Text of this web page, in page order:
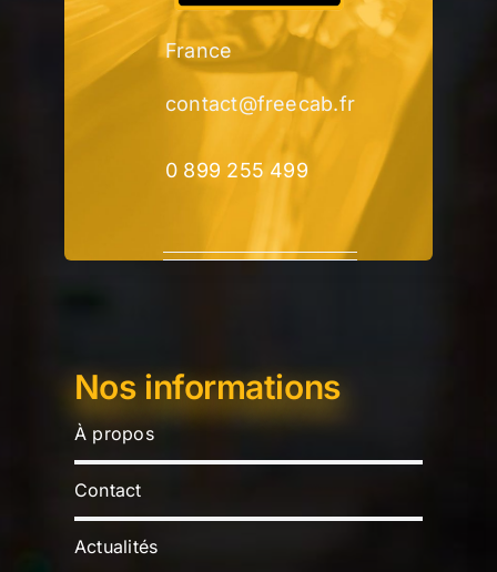
France
contact@freecab.fr
0 899 255 499
Nos informations
À propos
Contact
Actualités